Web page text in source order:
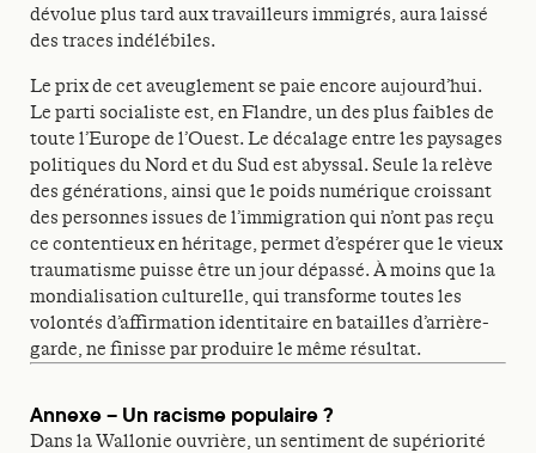
dévolue plus tard aux travailleurs immigrés, aura laissé
des traces indélébiles.
Le prix de cet aveuglement se paie encore aujourd’hui.
Le parti socialiste est, en Flandre, un des plus faibles de
toute l’Europe de l’Ouest. Le décalage entre les paysages
politiques du Nord et du Sud est abyssal. Seule la relève
des générations, ainsi que le poids numérique croissant
des personnes issues de l’immigration qui n’ont pas reçu
ce contentieux en héritage, permet d’espérer que le vieux
traumatisme puisse être un jour dépassé. À moins que la
mondialisation culturelle, qui transforme toutes les
volontés d’affirmation identitaire en batailles d’arrière-
garde, ne finisse par produire le même résultat.
Annexe – Un racisme populaire ?
Dans la Wallonie ouvrière, un sentiment de supériorité